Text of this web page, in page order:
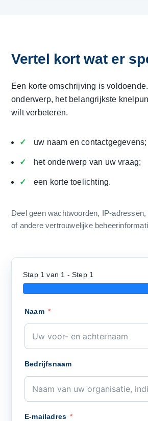
Vertel kort wat er
Een korte omschrijving is
onderwerp, het belangrijkste
wilt verbeteren.
uw naam en contactgegevens;
het onderwerp van uw vraag;
een korte toelichting.
Deel geen wachtwoorden, IP-
of andere vertrouwelijke
Stap 1 van 1 - Step 1
Naam
Bedrijfsnaam
E-mailadres